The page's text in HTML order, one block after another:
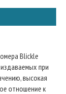
Blickle
при
высокая
отношение к